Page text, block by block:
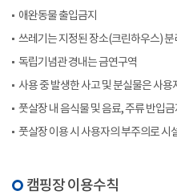
애완동물 출입금지
쓰레기는 지정된 장소(크린하우스) 분
독립기념관 경내는 금연구역
사용 중 발생한 사고 및 분실물은 사용
풋살장 내 음식물 및 음료, 주류 반입
풋살장 이용 시 사용자의 부주의로 시
캠핑장 이용수칙